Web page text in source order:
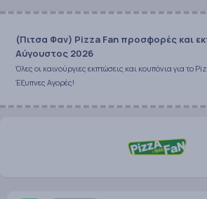
(Πιτσα Φαν) Pizza Fan προσφορές και
Αύγουστος 2026
Όλες οι καινούργιες εκπτώσεις και κουπόνια για το
Έξυπνες Αγορές!